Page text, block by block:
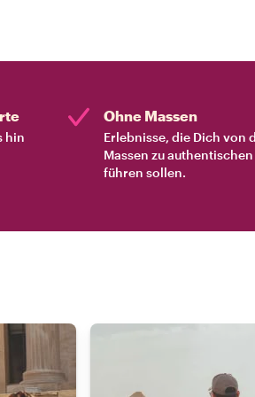
hin
Ohne Massen
Erlebnisse, die Dich von
Massen zu
führen sollen.